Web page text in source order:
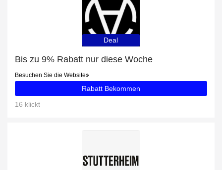
Deal
Bis zu 9% Rabatt nur diese Woche
Besuchen Sie die Website
Rabatt Bekommen
16 klickt